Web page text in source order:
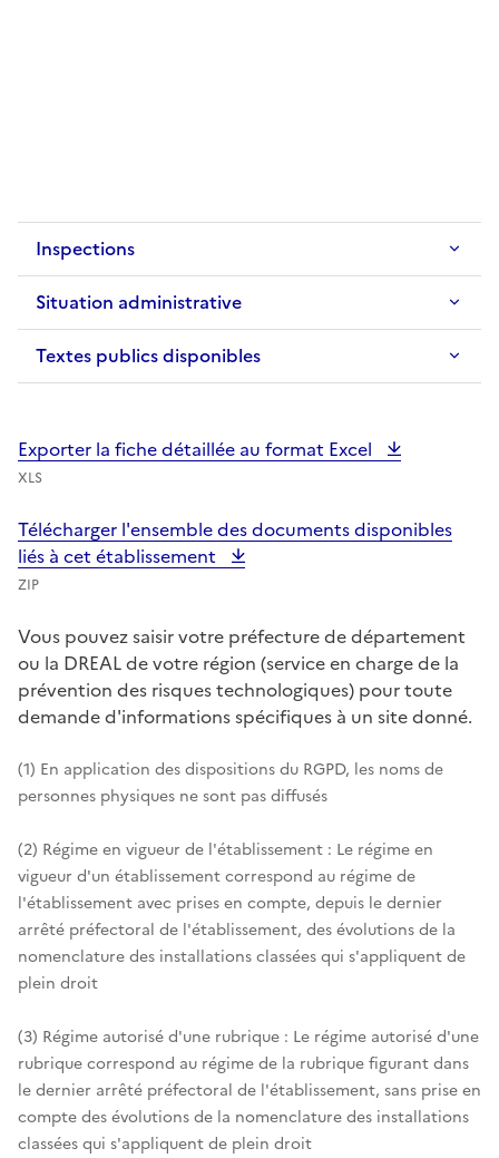
Inspections
Situation administrative
Textes publics disponibles
Exporter la fiche détaillée au format Excel
XLS
Télécharger l'ensemble des documents disponibles
liés à cet établissement
ZIP
Vous pouvez saisir votre préfecture de département
ou la DREAL de votre région (service en charge de la
prévention des risques technologiques) pour toute
demande d'informations spécifiques à un site donné.
(1) En application des dispositions du RGPD, les noms de
personnes physiques ne sont pas diffusés
(2) Régime en vigueur de l'établissement : Le régime en
vigueur d'un établissement correspond au régime de
l'établissement avec prises en compte, depuis le dernier
arrêté préfectoral de l'établissement, des évolutions de la
nomenclature des installations classées qui s'appliquent de
plein droit
(3) Régime autorisé d'une rubrique : Le régime autorisé d'une
rubrique correspond au régime de la rubrique figurant dans
le dernier arrêté préfectoral de l'établissement, sans prise en
compte des évolutions de la nomenclature des installations
classées qui s'appliquent de plein droit